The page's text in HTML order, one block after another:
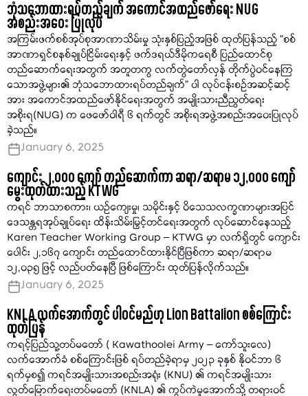
ဘုံသဘောထားရပ်တည်ချက် အကောင်အထည်ဖော်ရေး NUG
အစည်းအဝေး ပြုလုပ်
အကြမ်းဖက်စစ်အုပ်စုအာဏာသိမ်းမှု သုံးနှစ်ပြည့်အဖြစ် ထုတ်ပြန်သည့် "စစ်
အာဏာရှင်စနစ်ချုပ်ငြိမ်းရေးနှင့် ဖက်ဒရယ်ဒီမိုကရေစီ ပြည်ထောင်စု
တည်ဆောက်ရေးအတွက် အတူတကွ လက်တွဲတော်လှန် တိုက်ပွဲဝင်နေကြ
သောအဖွဲ့များ၏ ဘုံသဘောထားရပ်တည်ချက်" ပါ လုပ်ငန်းစဉ်အဆင့်ဆင့်
အား အကောင်အထည်ဖော်နိုင်ရေးအတွက် အမျိုးသားညီညွတ်ရေး
အစိုးရ(NUG) က ဖေဖော်ဝါရီ ၆ ရက်တွင် အစိုးရအဖွဲ့အစည်းအဝေးပြုလုပ်
ခဲ့သည်။
January 6, 2025
ကျောင်း ၂,၀၀၀ ကျော် တည်ဆောက်ကာ ဆရာ/ဆရာမ ၁၂,၀၀၀ ကျော်
မွေးထုတ်ထားသည့် KTWG
ကရင် ဘာသာစကား၊ ယဉ်ကျေးမှု၊ သမိုင်းနှင့် ဝိသေသလက္ခဏာများအပြင်
ဒေသန္တရအုပ်ချုပ်ရေး ထိန်းသိမ်းမြှင့်တင်ရေးအတွက် လုပ်ဆောင်နေသည့်
Karen Teacher Working Group – KTWG မှာ လက်ရှိတွင် ကျောင်း
ပေါင်း ၂,၁၆၇ ကျောင်း တည်ထောင်ထားနိုင်ပြီဖြစ်ကာ ဆရာ/ဆရာမ
၁၂,၀၃၅ ဖြင့် လည်ပတ်နေပြီ ဖြစ်ကြောင်း ထုတ်ပြန်လိုက်သည်။
January 6, 2025
KNLA လက်အောက်တွင် ပါဝင်မည်ဟု Lion Battalion စစ်ကြောင်း
ထုတ်ပြန်
ကရင့်ပြည်သူ့တပ်မတော် ( Kawathoolei Army – ကော်သူးလေ)
လက်အောက်ခံ စစ်ကြောင်းဖြစ် ရပ်တည်ခဲ့ရာမှ ၂၀၂၃ ခုနှစ် နိုဝင်ဘာ ၆
ရက်မှစ၍ ကရင်အမျိုးသားအစည်းအရုံး (KNU) ၏ ကရင်အမျိုးသား
လွတ်မြောက်ရေးတပ်မတော် (KNLA) ၏ ကွပ်ကဲမှုအောက်သို့ တရားဝင်